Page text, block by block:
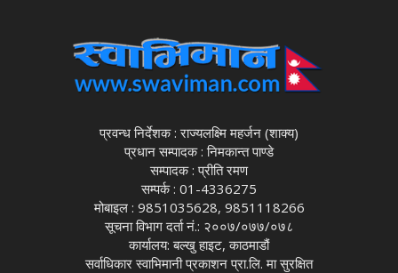
प्रवन्ध निर्देशक : राज्यलक्ष्मि महर्जन (शाक्य)
प्रधान सम्पादक : निमकान्त पाण्डे
सम्पादक : प्रीति रमण
सम्पर्क : 01-4336275
मोबाइल : 9851035628, 9851118266
सूचना विभाग दर्ता नं.: २००७/०७७/०७८
कार्यालय: बल्खु हाइट, काठमाडौं
सर्वाधिकार स्वाभिमानी प्रकाशन प्रा.लि. मा सुरक्षित